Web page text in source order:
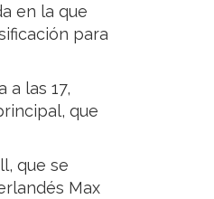
en la que
para
a las 17,
que
que se
Max